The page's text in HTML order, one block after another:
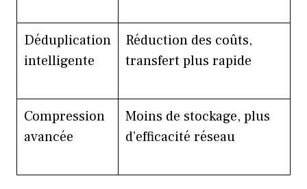
Déduplication
intelligente
Réduction des coûts,
transfert plus rapide
Compression
avancée
Moins de stockage, plus
d’efficacité réseau